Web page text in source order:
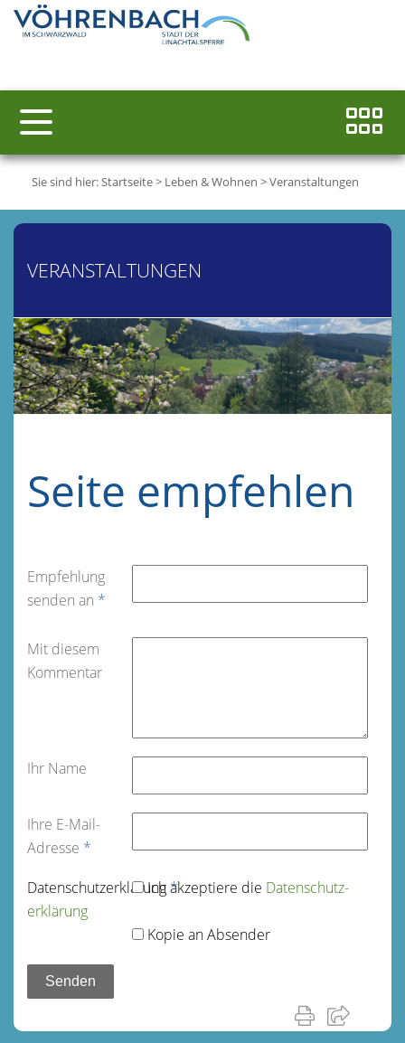
Sie sind hier:Startseite> Leben & Wohnen >Veranstaltungen
VERANSTALTUNGEN
Seite empfehlen
Empfehlung
senden an *
Mit diesem
Kommentar
Ihr Name
Ihre E-Mail-
Adresse *
Datenschutz­erklärung*
Ich akzeptiere die Datenschutz­
erklärung
Kopie an Absender